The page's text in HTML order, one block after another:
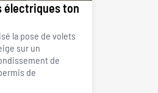
électriques ton
la pose de volets
sur un
de
de